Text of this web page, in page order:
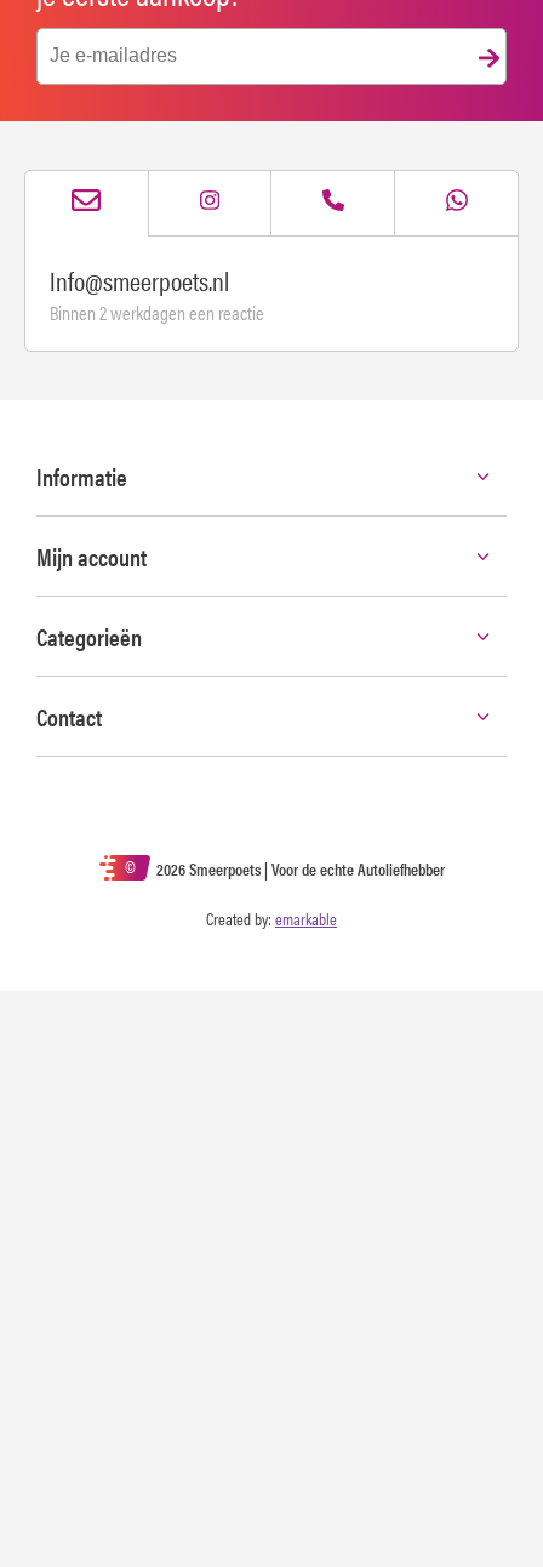
Info@smeerpoets.nl
Binnen 2 werkdagen een reactie
Informatie
Mijn account
Categorieën
Contact
© 2026 Smeerpoets | Voor de echte Autoliefhebber
Created by: emarkable